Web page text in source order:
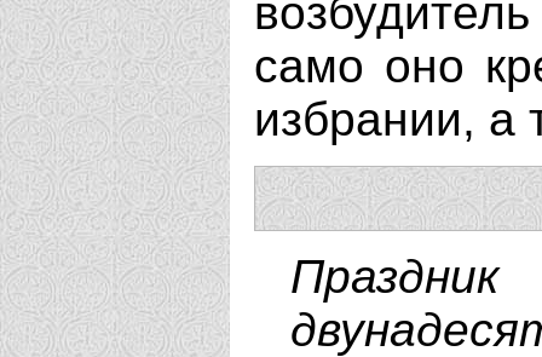
само оно
избрании, а